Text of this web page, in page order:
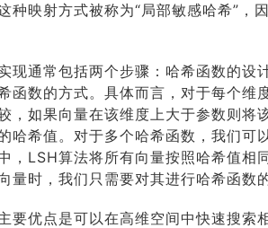
种映射方式被称为“局部敏感哈希”，
现通常包括两个步骤：哈希函数的设
函数的方式。具体而言，对于每个维
，如果向量在该维度上大于参数则将
哈希值。对于多个哈希函数，我们可
，LSH算法将所有向量按照哈希值相
量时，我们只需要对其进行哈希函数
要优点是可以在高维空间中快速搜索